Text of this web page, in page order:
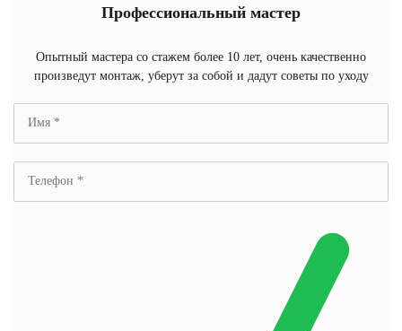
Профессиональный мастер
Опытный мастера со стажем более 10 лет, очень качественно
произведут монтаж, уберут за собой и дадут советы по уходу